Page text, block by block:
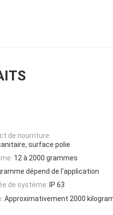
de nourriture:
surface polie
12 à 2000 grammes
dépend de l'application
de système: IP 63
Approximativement 2000